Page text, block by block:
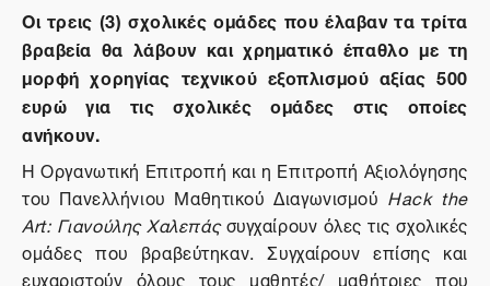
Οι τρεις (3) σχολικές ομάδες που έλαβαν τα τρίτα
βραβεία θα λάβουν και χρηματικό έπαθλο με τη
μορφή χορηγίας τεχνικού εξοπλισμού αξίας 500
ευρώ για τις σχολικές ομάδες στις οποίες
ανήκουν.
Η Οργανωτική Επιτροπή και η Επιτροπή Αξιολόγησης
του Πανελλήνιου Μαθητικού Διαγωνισμού Hack the
Art: Γιανούλης Χαλεπάςσυγχαίρουν όλες τις σχολικές
ομάδες που βραβεύτηκαν. Συγχαίρουν επίσης και
ευχαριστούν όλους τους μαθητές/ μαθήτριες που